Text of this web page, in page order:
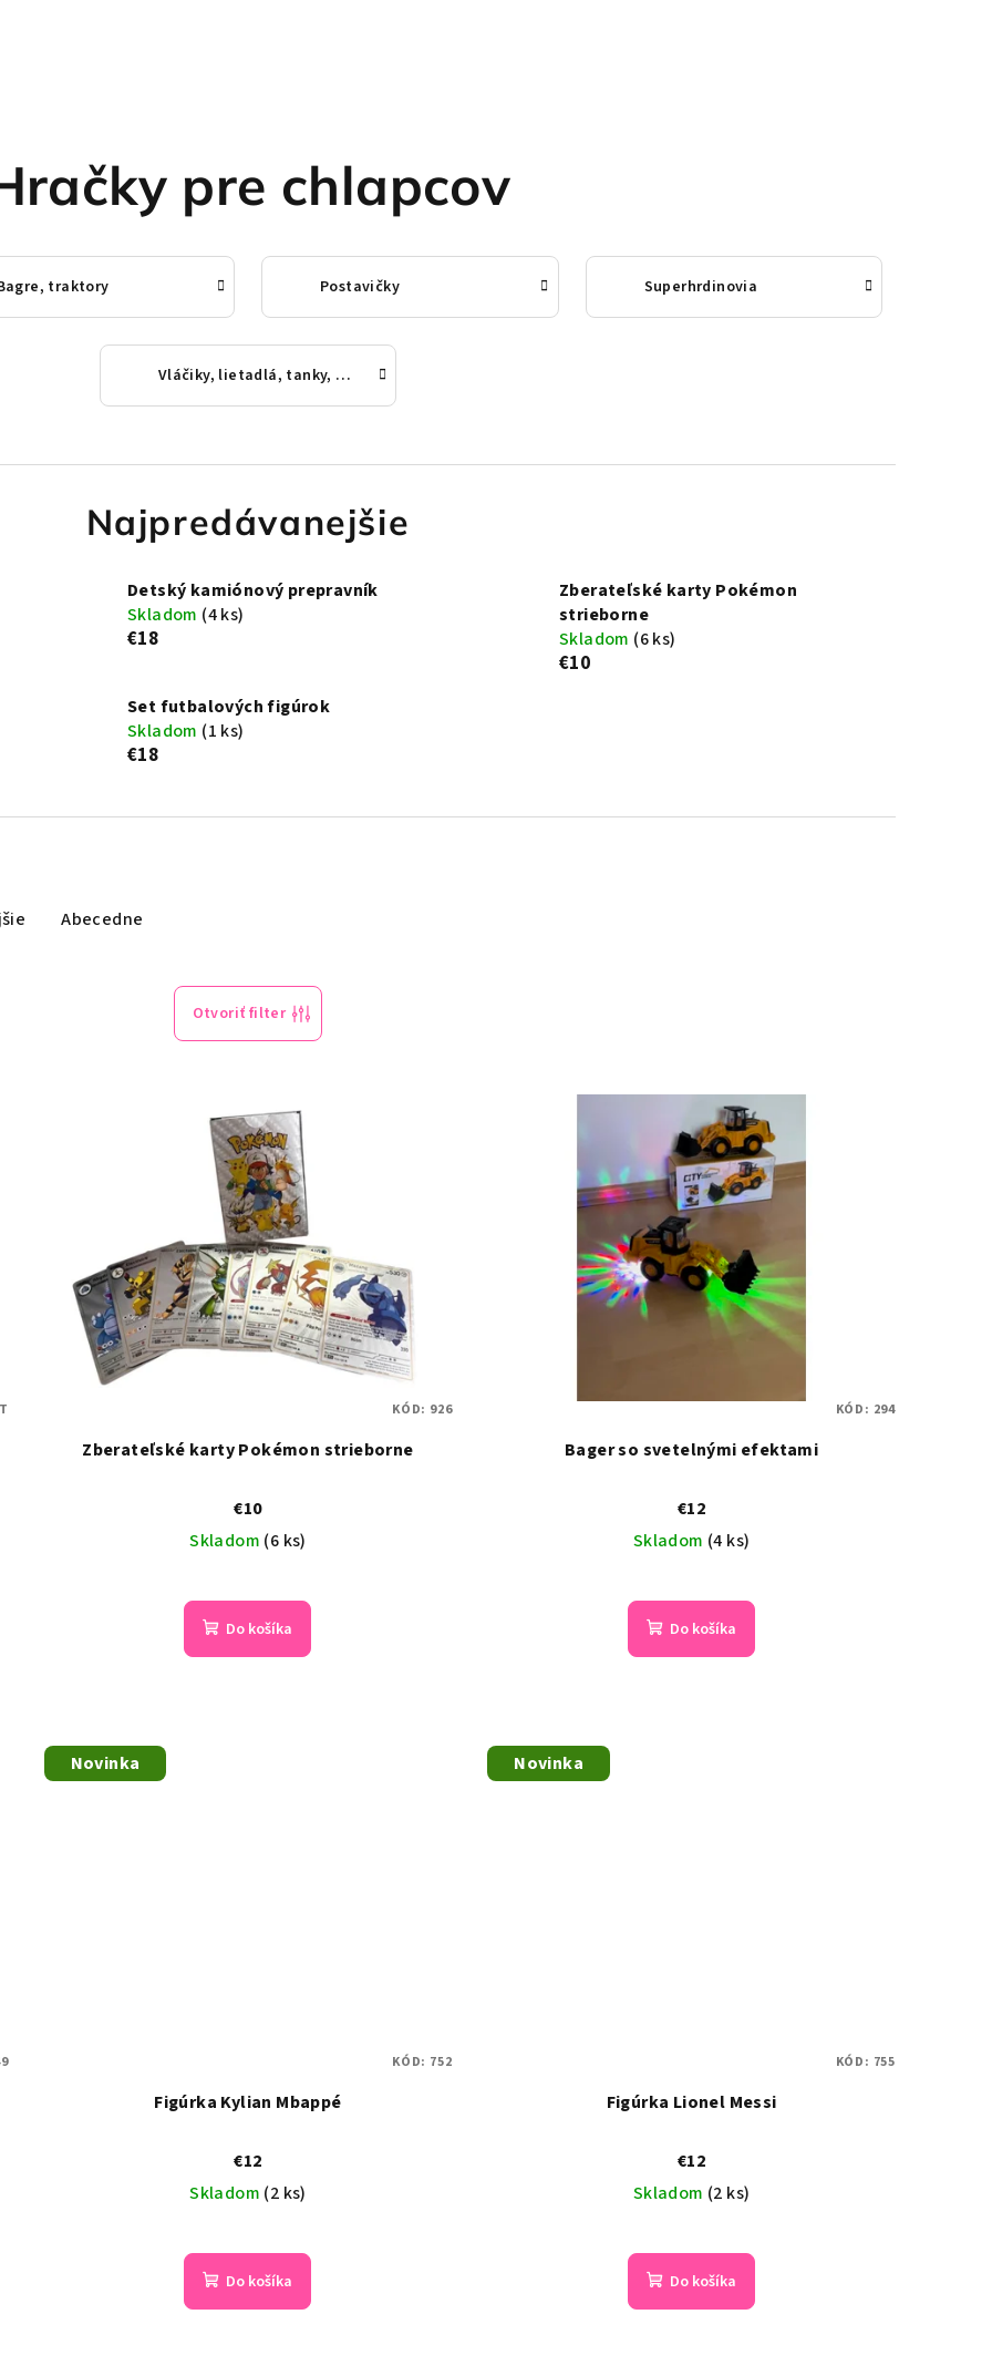
pre chlapcov
traktory Postavičky Superhrdinovia
Vláčiky, lietadlá, tanky, auta a stroje na batérie
Najpredávanejšie
Detský kamiónový prepravník
Skladom (4 ks)
€18
Zberateľské karty Pokémon
strieborne
Skladom (6 ks)
€10
Set futbalových figúrok
Skladom (1 ks)
€18
Abecedne
Otvoriť filter
Zberateľské karty Pokémon strieborne
€10
Skladom (6 ks)
Do košíka
KÓD: 926
Bager so svetelnými efektami
€12
Skladom (4 ks)
Do košíka
KÓD: 294
Novinka
Figúrka Kylian Mbappé
€12
Skladom (2 ks)
Do košíka
KÓD: 752
Novinka
Figúrka Lionel Messi
€12
Skladom (2 ks)
Do košíka
KÓD: 755